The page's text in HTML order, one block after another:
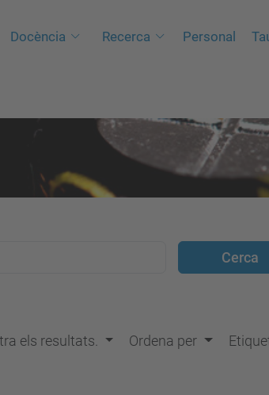
Docència Recerca Personal
els resultats. Ordena per